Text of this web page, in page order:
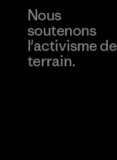
Nous
soutenons
l'activisme de
terrain.